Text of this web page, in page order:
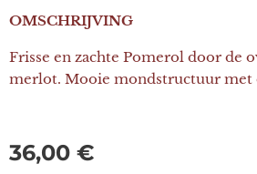
OMSCHRIJVING
Frisse en zachte Pomerol door de
merlot. Mooie mondstructuur met
36,00 €